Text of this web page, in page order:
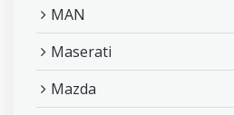
MAN
Maserati
Mazda